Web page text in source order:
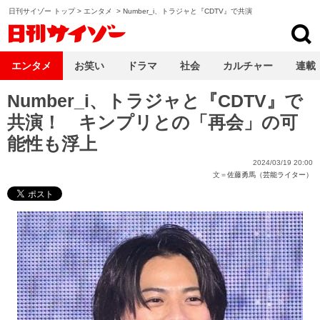
日刊サイゾー トップ> エンタメ > Number_i、トラジャと『CDTV』で共演
Number_i、トラジャと『CDTV』で
共演！ キンプリとの「再会」の可
能性も浮上
2024/03/19 20:00
文＝佐藤勇馬（芸能ライター）
エンタメ お笑い ドラマ 社会 カルチャー 連載